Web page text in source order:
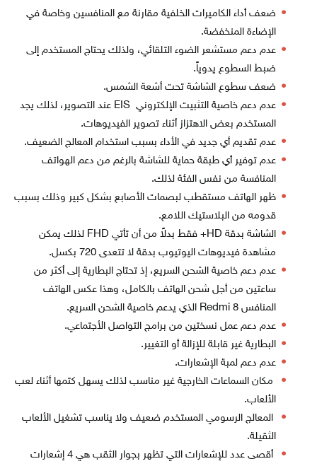
ضعف أداء الكاميرات الخلفية مقارنة مع المنافسين وخاصة في
الإضاءة المنخفضة.
عدم دعم مستشعر الضوء التلقائي، ولذلك يحتاج المستخدم إلى
ضبط السطوع يدوياً.
ضعف سطوع الشاشة تحت أشعة الشمس.
عدم دعم خاصية التثبيت الإلكتروني EIS عند التصوير، لذلك يجد
المستخدم بعض الاهتزاز أثناء تصوير الفيديوهات.
عدم تقديم أي جديد في الأداء بسبب استخدام المعالج الضعيف.
عدم توفير أي طبقة حماية للشاشة بالرغم من دعم الهواتف
المنافسة من نفس الفئة لذلك.
ظهر الهاتف مستقطب لبصمات الأصابع بشكل كبير وذلك بسبب
قدومه من البلاستيك اللامع.
الشاشة بدقة HD+ فقط بدلاً من أن تأتي FHD لذلك يمكن
مشاهدة فيديوهات اليوتيوب بدقة لا تتعدى 720 بكسل.
عدم دعم خاصية الشحن السريع، إذ تحتاج البطارية إلى أكثر من
ساعتين من أجل شحن الهاتف بالكامل، وهذا عكس الهاتف
المنافس Redmi 8 الذي يدعم خاصية الشحن السريع.
عدم دعم عمل نسختين من برامج التواصل الأجتماعي.
البطارية غير قابلة للإزالة أو التغيير.
عدم دعم لمبة الإشعارات.
مكان السماعات الخارجية غير مناسب لذلك يسهل كتمها أثناء لعب
الألعاب.
المعالج الرسومي المستخدم ضعيف ولا يناسب تشغيل الألعاب
الثقيلة.
أقصى عدد للإشعارات التي تظهر بجوار الثقب هي 4 إشعارات